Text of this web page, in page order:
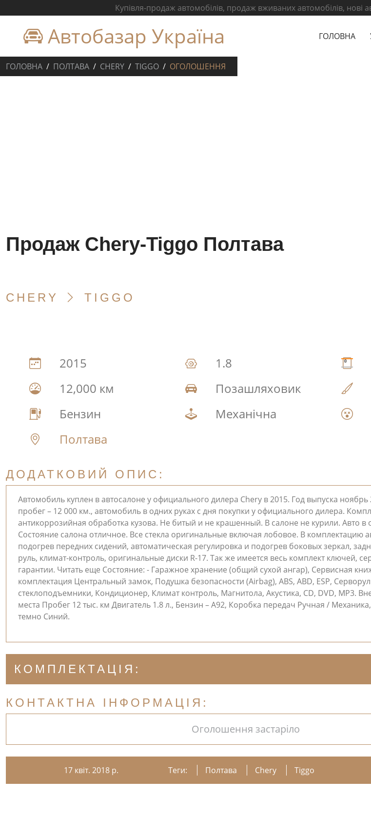
Купівля-продаж автомобілів, продаж вживаних автомобілів, нові
Автобазар Україна ГОЛОВНА
ГОЛОВНА ПОЛТАВА CHERY TIGGO ОГОЛОШЕННЯ
Продаж Chery-Tiggo Полтава
CHERY TIGGO
2015
12,000 км
Бензин
1.8
Позашляховик
Механічна
Полтава
ДОДАТКОВИЙ ОПИС:
Автомобиль куплен в автосалоне у официального дилера Chery в 2015. Год выпуска
пробег – 12 000 км., автомобиль в одних руках с дня покупки у официального дилера.
антикоррозийная обработка кузова. Не битый и не крашенный. В салоне не курили. Авто в
Состояние салона отличное. Все стекла оригинальные включая лобовое. В комплектацию
подогрев передних сидений, автоматическая регулировка и подогрев боковых зеркал,
руль, климат-контроль, оригинальные диски R-17. Так же имеется весь комплект ключей,
гарантии. Читать еще Состояние: - Гаражное хранение (общий сухой ангар), Сервисная
комплектация Центральный замок, Подушка безопасности (Airbag), ABS, ABD, ESP,
стеклоподъемники, Кондиционер, Климат контроль, Магнитола, Акустика, CD, DVD, MP3.
места Пробег 12 тыс. км Двигатель 1.8 л., Бензин – А92, Коробка передач Ручная /
темно Синий.
КОМПЛЕКТАЦІЯ:
КОНТАКТНА ІНФОРМАЦІЯ:
Оголошення застаріло
17 квіт. 2018 р. Теги: Полтава Chery Tiggo